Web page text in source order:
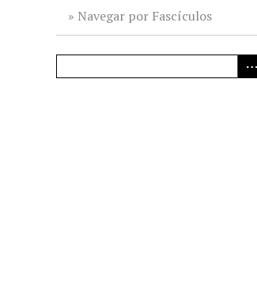
Navegar por Fascículos